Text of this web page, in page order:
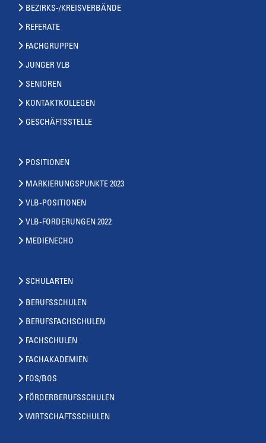
BEZIRKS-/KREISVERBÄNDE
REFERATE
FACHGRUPPEN
JUNGER VLB
SENIOREN
KONTAKTKOLLEGEN
GESCHÄFTSSTELLE
POSITIONEN
MARKIERUNGSPUNKTE 2023
VLB-POSITIONEN
VLB-FORDERUNGEN 2022
MEDIENECHO
SCHULARTEN
BERUFSSCHULEN
BERUFSFACHSCHULEN
FACHSCHULEN
FACHAKADEMIEN
FOS/BOS
FÖRDERBERUFSSCHULEN
WIRTSCHAFTSSCHULEN